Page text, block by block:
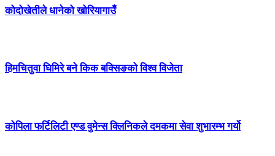
कोदोखेतीले धानेको खोरियागाउँ
हिमचितुवा घिमिरे बने किक बक्सिङको विश्व विजेता
कोपिला फर्टिलिटी एण्ड वुमेन्स क्लिनिकले दमकमा सेवा शुभारम्भ गर्यो